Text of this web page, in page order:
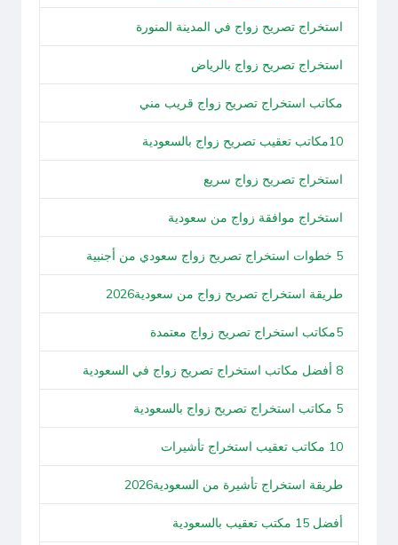
استخراج تصريح زواج في المدينة المنورة
استخراج تصريح زواج بالرياض
مكاتب استخراج تصريح زواج قريب مني
10مكاتب تعقيب تصريح زواج بالسعودية
استخراج تصريح زواج سريع
استخراج موافقة زواج من سعودية
5 خطوات استخراج تصريح زواج سعودي من أجنبية
طريقة استخراج تصريح زواج من سعودية2026
5مكاتب استخراج تصريح زواج معتمدة
8 أفضل مكاتب استخراج تصريح زواج في السعودية
5 مكاتب استخراج تصريح زواج بالسعودية
10 مكاتب تعقيب استخراج تأشيرات
طريقة استخراج تأشيرة من السعودية2026
أفضل 15 مكتب تعقيب بالسعودية